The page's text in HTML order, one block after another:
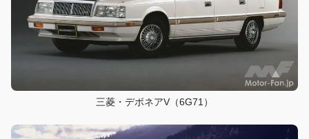
三菱・デボネアV（6G71）